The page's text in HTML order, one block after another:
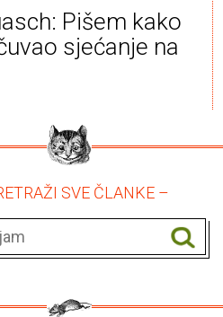
Pišem kako
sjećanje na
SVE ČLANKE –